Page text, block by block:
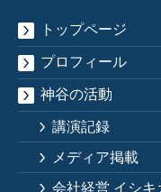
トップページ
プロフィール
神谷の活動
講演記録
メディア掲載
会社経営 イシ